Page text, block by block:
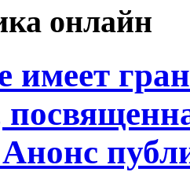
онлайн
имеет